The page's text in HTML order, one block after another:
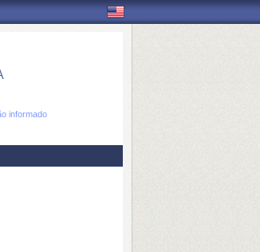
informado